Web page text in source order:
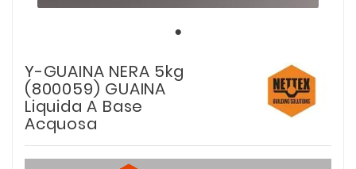
Y-GUAINA NERA 5kg
(800059) GUAINA
Liquida A Base
Acquosa